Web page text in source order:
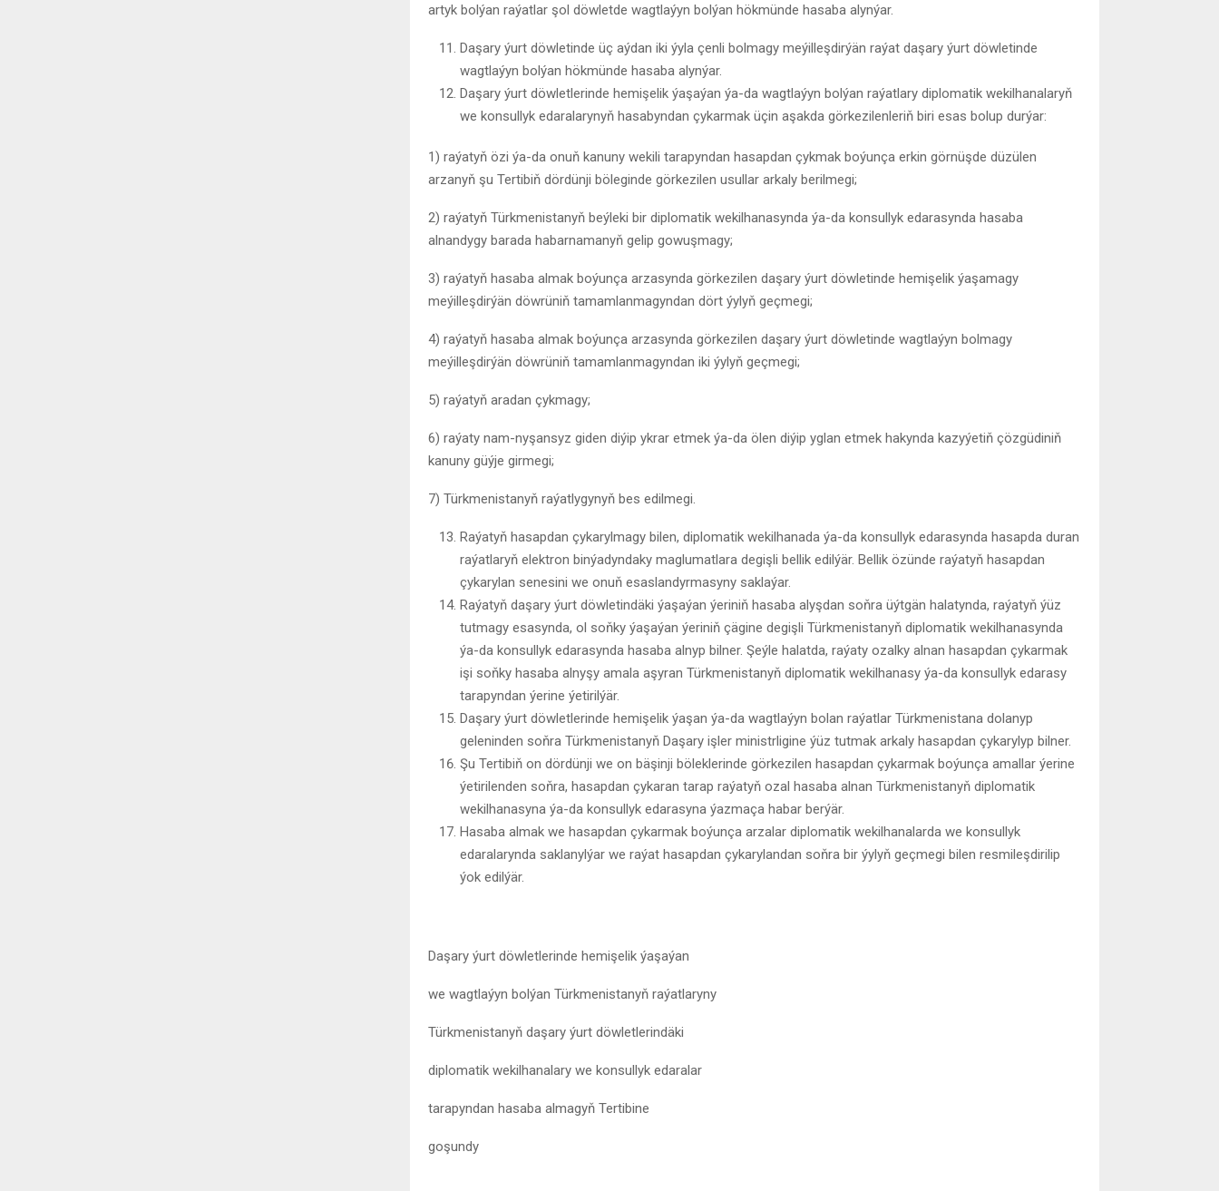
artyk bolýan raýatlar şol döwletde wagtlaýyn bolýan hökmünde hasaba alynýar.
Daşary ýurt döwletinde üç aýdan iki ýyla çenli bolmagy meýilleşdirýän raýat daşary ýurt döwletinde
wagtlaýyn bolýan hökmünde hasaba alynýar.
Daşary ýurt döwletlerinde hemişelik ýaşaýan ýa-da wagtlaýyn bolýan raýatlary diplomatik wekilhanalaryň
we konsullyk edaralarynyň hasabyndan çykarmak üçin aşakda görkezilenleriň biri esas bolup durýar:
1) raýatyň özi ýa-da onuň kanuny wekili tarapyndan hasapdan çykmak boýunça erkin görnüşde düzülen
arzanyň şu Tertibiň dördünji böleginde görkezilen usullar arkaly berilmegi;
2) raýatyň Türkmenistanyň beýleki bir diplomatik wekilhanasynda ýa-da konsullyk edarasynda hasaba
alnandygy barada habarnamanyň gelip gowuşmagy;
3) raýatyň hasaba almak boýunça arzasynda görkezilen daşary ýurt döwletinde hemişelik ýaşamagy
meýilleşdirýän döwrüniň tamamlanmagyndan dört ýylyň geçmegi;
4) raýatyň hasaba almak boýunça arzasynda görkezilen daşary ýurt döwletinde wagtlaýyn bolmagy
meýilleşdirýän döwrüniň tamamlanmagyndan iki ýylyň geçmegi;
5) raýatyň aradan çykmagy;
6) raýaty nam-nyşansyz giden diýip ykrar etmek ýa-da ölen diýip yglan etmek hakynda kazyýetiň çözgüdiniň
kanuny güýje girmegi;
7) Türkmenistanyň raýatlygynyň bes edilmegi.
Raýatyň hasapdan çykarylmagy bilen, diplomatik wekilhanada ýa-da konsullyk edarasynda hasapda duran
raýatlaryň elektron binýadyndaky maglumatlara degişli bellik edilýär. Bellik özünde raýatyň hasapdan
çykarylan senesini we onuň esaslandyrmasyny saklaýar.
Raýatyň daşary ýurt döwletindäki ýaşaýan ýeriniň hasaba alyşdan soňra üýtgän halatynda, raýatyň ýüz
tutmagy esasynda, ol soňky ýaşaýan ýeriniň çägine degişli Türkmenistanyň diplomatik wekilhanasynda
ýa-da konsullyk edarasynda hasaba alnyp bilner. Şeýle halatda, raýaty ozalky alnan hasapdan çykarmak
işi soňky hasaba alnyşy amala aşyran Türkmenistanyň diplomatik wekilhanasy ýa-da konsullyk edarasy
tarapyndan ýerine ýetirilýär.
Daşary ýurt döwletlerinde hemişelik ýaşan ýa-da wagtlaýyn bolan raýatlar Türkmenistana dolanyp
geleninden soňra Türkmenistanyň Daşary işler ministrligine ýüz tutmak arkaly hasapdan çykarylyp bilner.
Şu Tertibiň on dördünji we on bäşinji böleklerinde görkezilen hasapdan çykarmak boýunça amallar ýerine
ýetirilenden soňra, hasapdan çykaran tarap raýatyň ozal hasaba alnan Türkmenistanyň diplomatik
wekilhanasyna ýa-da konsullyk edarasyna ýazmaça habar berýär.
Hasaba almak we hasapdan çykarmak boýunça arzalar diplomatik wekilhanalarda we konsullyk
edaralarynda saklanylýar we raýat hasapdan çykarylandan soňra bir ýylyň geçmegi bilen resmileşdirilip
ýok edilýär.
Daşary ýurt döwletlerinde hemişelik ýaşaýan
we wagtlaýyn bolýan Türkmenistanyň raýatlaryny
Türkmenistanyň daşary ýurt döwletlerindäki
diplomatik wekilhanalary we konsullyk edaralar
tarapyndan hasaba almagyň Tertibine
goşundy